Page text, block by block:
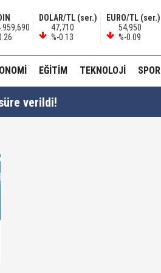
DOLAR/TL (ser.)
47,710
%-0.13
EURO/TL (ser.)
54,950
%-0.09
EĞITIM TEKNOLOJI SPOR
verildi!